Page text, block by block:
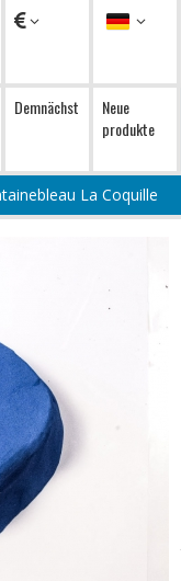
Währung Sprache
Demnächst
Neue
produkte
La Coquille